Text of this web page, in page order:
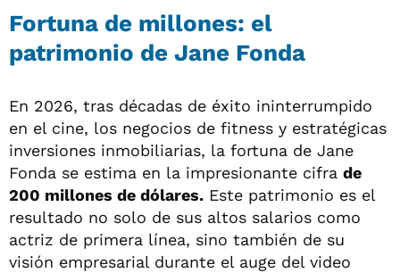
Fortuna de millones: el
patrimonio de Jane Fonda
En 2026, tras décadas de éxito ininterrumpido
en el cine, los negocios de fitness y estratégicas
inversiones inmobiliarias, la fortuna de Jane
Fonda se estima en la impresionante cifra de
200 millones de dólares. Este patrimonio es el
resultado no solo de sus altos salarios como
actriz de primera línea, sino también de su
visión empresarial durante el auge del video